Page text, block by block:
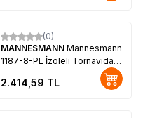
(0)
MANNESMANN Mannesmann
1187-8-PL İzoleli Tornavida
2.414,59 TL